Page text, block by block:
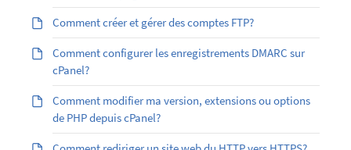
Comment créer et gérer des comptes FTP?
Comment configurer les enregistrements DMARC sur
cPanel?
Comment modifier ma version, extensions ou options
de PHP depuis cPanel?